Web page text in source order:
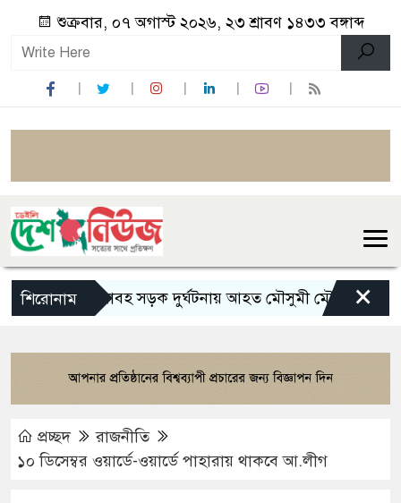
শুক্রবার, ০৭ অগাস্ট ২০২৬, ২৩ শ্রাবণ ১৪৩৩ বঙ্গাব্দ
শিরোনামভয়াবহ সড়ক দুর্ঘটনায় আহত মৌসুমী মৌ ×
প্রচ্ছদ
রাজনীতি
১০ ডিসেম্বর ওয়ার্ডে-ওয়ার্ডে পাহারায় থাকবে আ.লীগ